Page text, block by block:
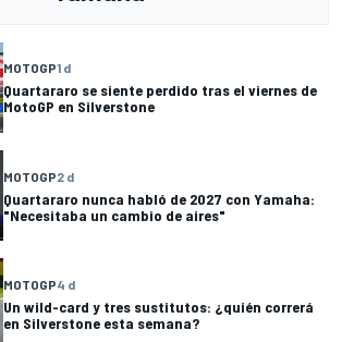
MOTOGP1 d
Quartararo se siente perdido tras el viernes de
MotoGP en Silverstone
MOTOGP2 d
Quartararo nunca habló de 2027 con Yamaha:
"Necesitaba un cambio de aires"
MOTOGP4 d
Un wild-card y tres sustitutos: ¿quién correrá
en Silverstone esta semana?